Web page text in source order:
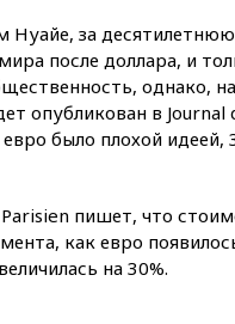
Нуайе, за
после доллара, и
однако,
опубликован в
евро было плохой
Parisien пишет, что
как евро
на 30%.